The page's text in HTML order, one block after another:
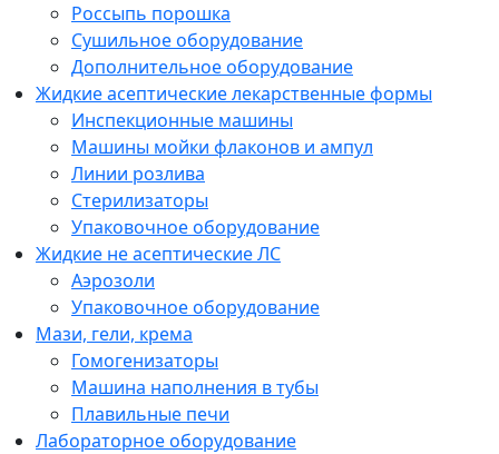
Россыпь порошка
Сушильное оборудование
Дополнительное оборудование
Жидкие асептические лекарственные формы
Инспекционные машины
Машины мойки флаконов и ампул
Линии розлива
Стерилизаторы
Упаковочное оборудование
Жидкие не асептические ЛС
Аэрозоли
Упаковочное оборудование
Мази, гели, крема
Гомогенизаторы
Машина наполнения в тубы
Плавильные печи
Лабораторное оборудование